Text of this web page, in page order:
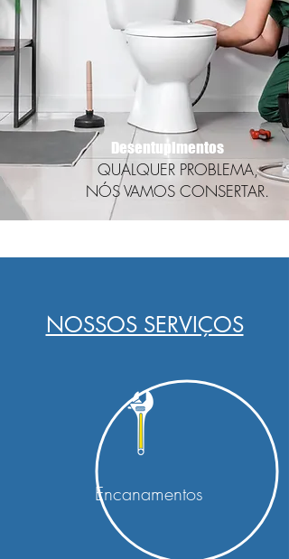
Desentupimentos
QUALQUER PROBLEMA,
NÓS VAMOS CONSERTAR.
NOSSOS SERVIÇOS
Encanamentos